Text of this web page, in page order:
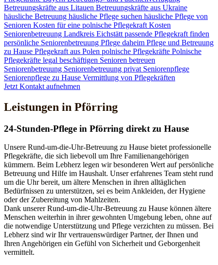
Betreuungskräfte aus Litauen Betreuungskräfte aus Ukraine
häusliche Betreuung häusliche Pflege suchen häusliche Pflege von
Senioren Kosten für eine polnische Pflegekraft Kosten
Seniorenbetreuung Landkreis Eichstätt passende Pflegekraft finden
persönliche Seniorenbetreuung Pflege daheim Pflege und Betreuung
zu Hause Pflegekraft aus Polen polnische Pflegekräfte Polnische
Pflegekräfte legal beschäftigen Senioren betreuen
Seniorenbetreuung Seniorenbetreuung privat Seniorenpflege
Seniorenpflege zu Hause Vermittlung von Pflegekräften
Jetzt Kontakt aufnehmen
Leistungen in Pförring
24-Stunden-Pflege in Pförring direkt zu Hause
Unsere Rund-um-die-Uhr-Betreuung zu Hause bietet professionelle
Pflegekräfte, die sich liebevoll um Ihre Familienangehörigen
kümmern. Beim Lebherz legen wir besonderen Wert auf persönliche
Betreuung und Hilfe im Haushalt. Unser erfahrenes Team steht rund
um die Uhr bereit, um ältere Menschen in ihren alltäglichen
Bedürfnissen zu unterstützen, sei es beim Ankleiden, der Hygiene
oder der Zubereitung von Mahlzeiten.
Dank unserer Rund-um-die-Uhr-Betreuung zu Hause können ältere
Menschen weiterhin in ihrer gewohnten Umgebung leben, ohne auf
die notwendige Unterstützung und Pflege verzichten zu müssen. Bei
Lebherz sind wir Ihr vertrauenswürdiger Partner, der Ihnen und
Ihren Angehörigen ein Gefühl von Sicherheit und Geborgenheit
vermittelt.